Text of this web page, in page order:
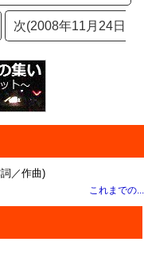
次(2008年11月24日
／作曲)
これまでの...